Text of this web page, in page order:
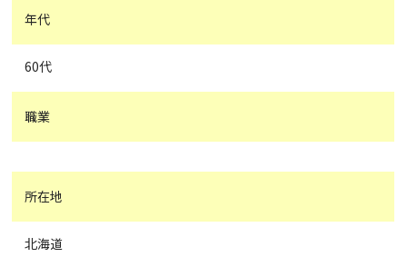
年代
60代
職業
所在地
北海道